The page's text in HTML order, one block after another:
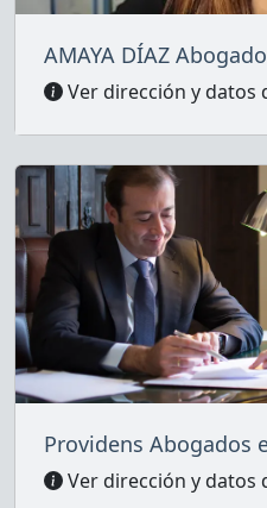
AMAYA DÍAZ
Ver dirección y datos
Providens Abogados
Ver dirección y datos